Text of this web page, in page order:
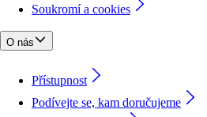
Soukromí a cookies
O nás
Přístupnost
Podívejte se, kam doručujeme